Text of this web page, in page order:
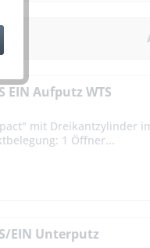
Aufputz WTS
mit Dreikantzylinder
1 Öffner...
EIN Unterputz